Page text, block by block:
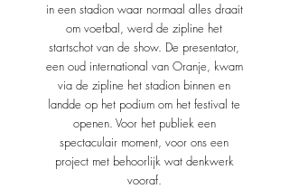
in een stadion waar normaal alles draait
om voetbal, werd de zipline het
startschot van de show. De presentator,
een oud international van Oranje, kwam
via de zipline het stadion binnen en
landde op het podium om het festival te
openen. Voor het publiek een
spectaculair moment, voor ons een
project met behoorlijk wat denkwerk
vooraf.